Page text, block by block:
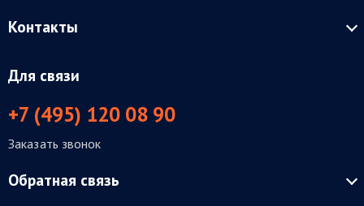
Контакты
Для связи
+7 (495) 120 08 90
Заказать звонок
Обратная связь